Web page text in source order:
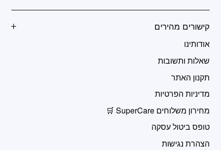
קישורים מהירים
אודותינו
שאלות ותשובות
תקנון האתר
מדיניות הפרטיות
מחירון משלוחים SuperCare 🛒
טופס ביטול עסקה
הצהרת נגישות